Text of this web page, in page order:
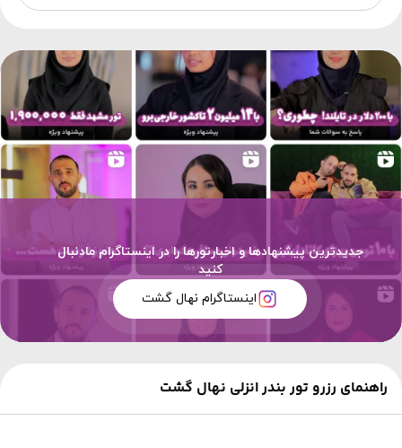
جدیدترین پیشنهادها و اخبارتورها را در اینستاگرام مادنبال
کنید
اینستاگرام نهال گشت
راهنمای رزرو تور بندر انزلی نهال گشت